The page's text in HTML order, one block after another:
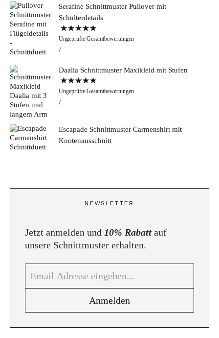
Serafine Schnittmuster Pullover mit
Schulterdetails
Bewertet mit
5.00von 5
Ungeprüfte Gesamtbewertungen
Daalia Schnittmuster Maxikleid mit Stufen
Bewertet mit
5.00von 5
Ungeprüfte Gesamtbewertungen
Escapade Schnittmuster Carmenshirt mit
Knotenausschnitt
NEWSLETTER
Jetzt anmelden und 10% Rabatt auf
unsere Schnittmuster erhalten.